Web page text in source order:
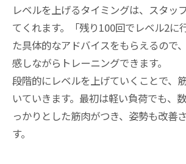
レベルを上げるタイミングは、スタッ
てくれます。「残り100回でレベル2に
た具体的なアドバイスをもらえるので
感しながらトレーニングできます。
段階的にレベルを上げていくことで、
いていきます。最初は軽い負荷でも、
っかりとした筋肉がつき、姿勢も改善
す。